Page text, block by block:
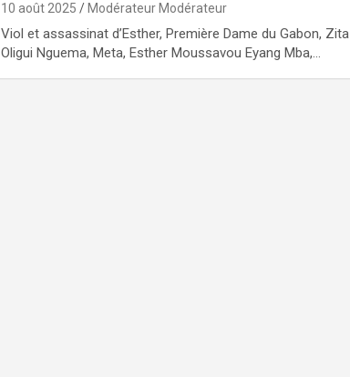
10 août 2025 Modérateur Modérateur
Viol et assassinat d’Esther, Première Dame du Gabon, Zita
Oligui Nguema, Meta, Esther Moussavou Eyang Mba,…